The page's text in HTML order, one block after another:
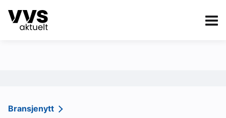
Kategorier
Sanitær
Bransjenytt